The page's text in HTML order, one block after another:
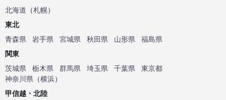
北海道 （札幌）
東北
青森県
岩手県 宮城県 秋田県 山形県
福島県
関東
茨城県
栃木県 群馬県 埼玉県 千葉県
東京都
神奈川県 （横浜）
甲信越・北陸